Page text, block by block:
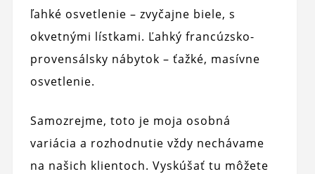
ľahké osvetlenie – zvyčajne biele, s
okvetnými lístkami. Ľahký francúzsko-
provensálsky nábytok – ťažké, masívne
osvetlenie.
Samozrejme, toto je moja osobná
variácia a rozhodnutie vždy nechávame
na našich klientoch. Vyskúšať tu môžete